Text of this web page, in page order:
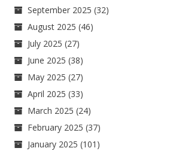
September 2025 (32)
August 2025 (46)
July 2025 (27)
June 2025 (38)
May 2025 (27)
April 2025 (33)
March 2025 (24)
February 2025 (37)
January 2025 (101)